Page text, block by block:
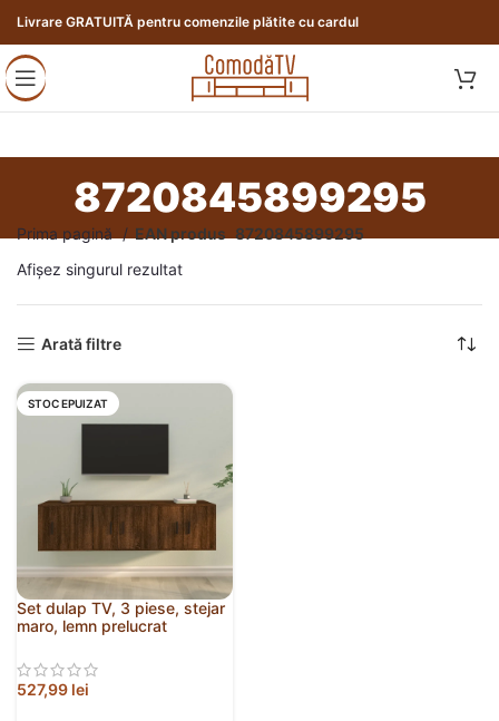
Livrare GRATUITĂ pentru comenzile plătite cu cardul
8720845899295
Prima pagină EAN produs 8720845899295
Afișez singurul rezultat
Arată filtre
STOC EPUIZAT
Set dulap TV, 3 piese, stejar
maro, lemn prelucrat
527,99 lei